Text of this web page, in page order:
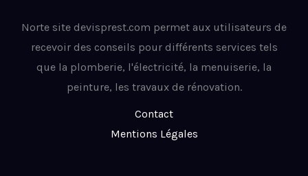
Norte site devisprest.com permet aux utilisateurs de
recevoir des conseils pour différents services tels
que la plomberie, l'électricité, la menuiserie, la
peinture, les travaux de rénovation.
Contact
Mentions Légales